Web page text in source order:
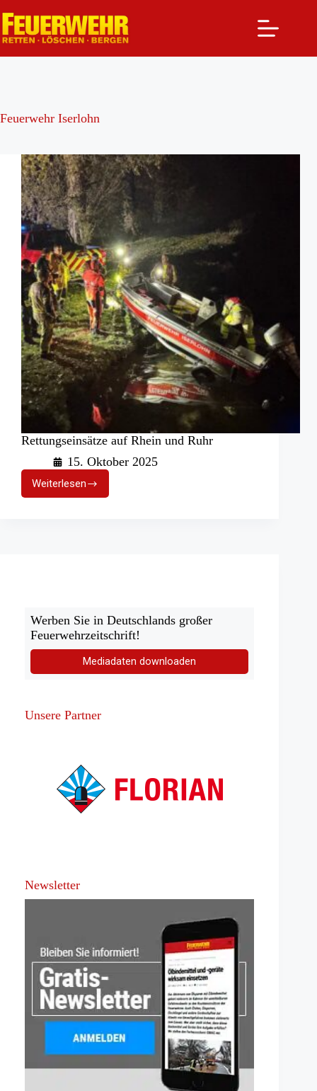
Inhalt
springen
Feuerwehr Iserlohn
Rettungseinsätze auf Rhein und Ruhr
15. Oktober 2025
WeiterlesenRettungseinsätze
auf
Werben Sie in Deutschlands großer
Feuerwehrzeitschrift!
Mediadaten downloaden
Unsere Partner
Newsletter